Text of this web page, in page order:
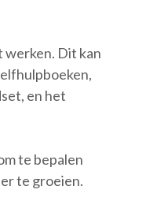
werken. Dit kan
en het
te bepalen
te groeien.